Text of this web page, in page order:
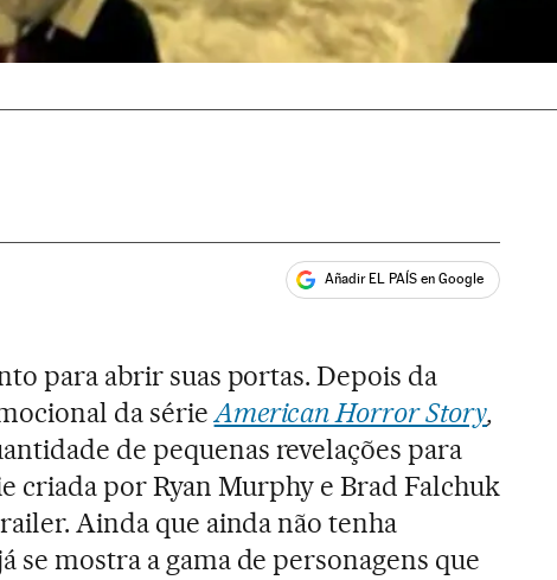
Añadir EL PAÍS en Google
para abrir suas portas. Depois da
da sérieAmerican Horror Story,
de pequenas revelações para
criada por Ryan Murphy e Brad Falchuk
Ainda que ainda não tenha
se mostra a gama de personagens que